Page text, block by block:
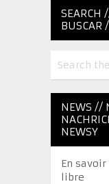
SEARCH
BUSCAR
NEWS //
NEWSY
En
libre